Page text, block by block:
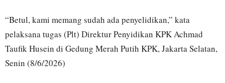
“Betul, kami memang sudah ada penyelidikan,” kata
pelaksana tugas (Plt) Direktur Penyidikan KPK Achmad
Taufik Husein di Gedung Merah Putih KPK, Jakarta Selatan,
Senin (8/6/2026)